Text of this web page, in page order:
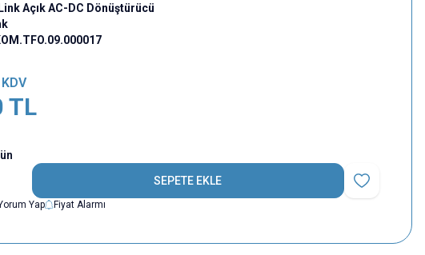
Açık AC-DC Dönüştürücü
TL
SEPETE EKLE
Favoriye Ekle
Yap Fiyat Alarmı